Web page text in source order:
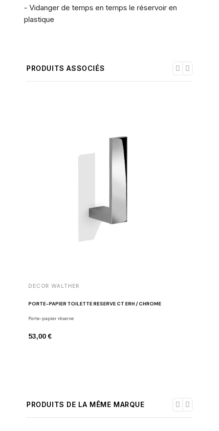
- Vidanger de temps en temps le réservoir en
plastique
PRODUITS ASSOCIÉS
DECOR WALTHER
PORTE-PAPIER TOILETTE RÉSERVE CT ERH / CHROME
Porte-papier réserve
53,00 €
PRODUITS DE LA MÊME MARQUE